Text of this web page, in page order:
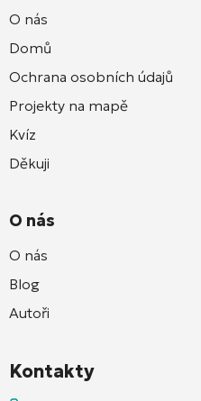
O nás
Domů
Ochrana osobních údajů
Projekty na mapě
Kvíz
Děkuji
O nás
O nás
Blog
Autoři
Kontakty